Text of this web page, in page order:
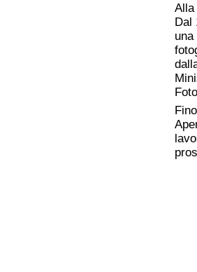
Alla
Dal